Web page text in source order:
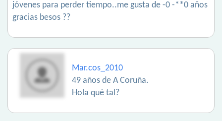
jóvenes para perder tiempo..me gusta de -0 -**0 años
gracias besos ??
Mar.cos_2010
49 años de A Coruña.
Hola qué tal?